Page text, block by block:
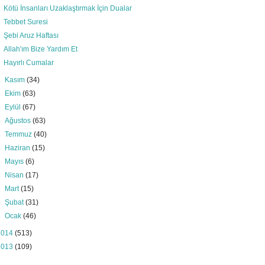
Kötü İnsanları Uzaklaştırmak İçin Dualar
Tebbet Suresi
Şebi Aruz Haftası
Allah'ım Bize Yardım Et
Hayırlı Cumalar
Kasım(34)
Ekim(63)
Eylül(67)
Ağustos(63)
Temmuz(40)
Haziran(15)
Mayıs(6)
Nisan(17)
Mart(15)
Şubat(31)
Ocak(46)
(513)
(109)